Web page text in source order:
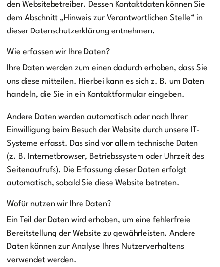
den Websitebetreiber. Dessen Kontaktdaten können Sie
dem Abschnitt „Hinweis zur Verantwortlichen Stelle“ in
dieser Datenschutzerklärung entnehmen.
Wie erfassen wir Ihre Daten?
Ihre Daten werden zum einen dadurch erhoben, dass Sie
uns diese mitteilen. Hierbei kann es sich z. B. um Daten
handeln, die Sie in ein Kontaktformular eingeben.
Andere Daten werden automatisch oder nach Ihrer
Einwilligung beim Besuch der Website durch unsere IT-
Systeme erfasst. Das sind vor allem technische Daten
(z. B. Internetbrowser, Betriebssystem oder Uhrzeit des
Seitenaufrufs). Die Erfassung dieser Daten erfolgt
automatisch, sobald Sie diese Website betreten.
Wofür nutzen wir Ihre Daten?
Ein Teil der Daten wird erhoben, um eine fehlerfreie
Bereitstellung der Website zu gewährleisten. Andere
Daten können zur Analyse Ihres Nutzerverhaltens
verwendet werden.